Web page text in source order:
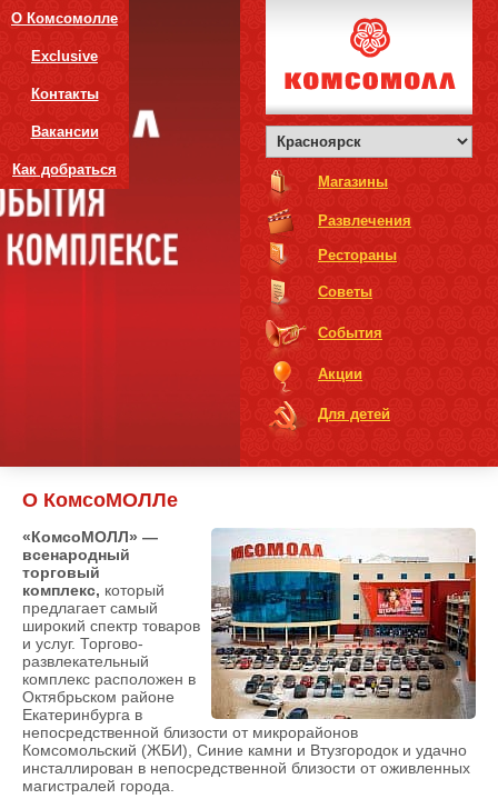
О Комсомолле
Exclusive
Контакты
Вакансии
Как добраться
Магазины
Развлечения
Рестораны
Советы
События
Акции
Для детей
О КомсоМОЛЛе
«КомсоМОЛЛ» —
всенародный
торговый
комплекс, который
предлагает самый
широкий спектр товаров
и услуг. Торгово-
развлекательный
комплекс расположен в
Октябрьском районе
Екатеринбурга в
непосредственной близости от микрорайонов
Комсомольский (ЖБИ), Синие камни и Втузгородок и удачно
инсталлирован в непосредственной близости от оживленных
магистралей города.